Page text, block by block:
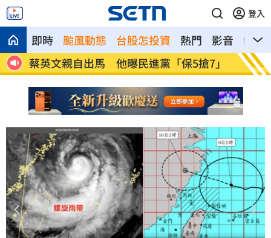
登入
即時 颱風動態 台股怎投資 熱門 影音
熱搜
」
垃圾滿地！13子女擠10坪屋惹鼻酸 台股